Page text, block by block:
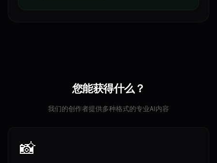
您能获得什么？
我们的创作者提供多种格式的专业AI内容
📸